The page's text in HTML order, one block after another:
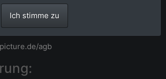
von einem Handy)
agb
Ich stimme zu